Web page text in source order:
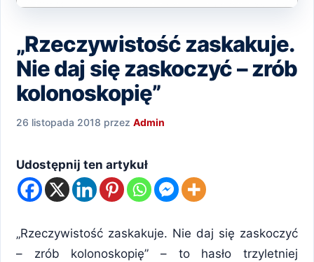
„Rzeczywistość zaskakuje.
Nie daj się zaskoczyć – zrób
kolonoskopię”
26 listopada 2018 przez Admin
Udostępnij ten artykuł
„Rzeczywistość zaskakuje. Nie daj się zaskoczyć
– zrób kolonoskopię” – to hasło trzyletniej